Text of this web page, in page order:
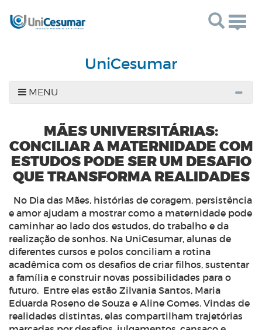
UniCesumar
MENU
MÃES UNIVERSITÁRIAS:
CONCILIAR A MATERNIDADE COM
ESTUDOS PODE SER UM DESAFIO
QUE TRANSFORMA REALIDADES
No Dia das Mães, histórias de coragem, persistência
e amor ajudam a mostrar como a maternidade pode
caminhar ao lado dos estudos, do trabalho e da
realização de sonhos. Na UniCesumar, alunas de
diferentes cursos e polos conciliam a rotina
acadêmica com os desafios de criar filhos, sustentar
a família e construir novas possibilidades para o
futuro. Entre elas estão Zilvania Santos, Maria
Eduarda Roseno de Souza e Aline Gomes. Vindas de
realidades distintas, elas compartilham trajetórias